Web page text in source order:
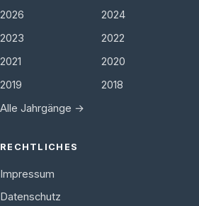
2026
2024
2023
2022
2021
2020
2019
2018
Alle Jahrgänge →
RECHTLICHES
Impressum
Datenschutz